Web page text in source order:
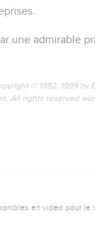
une admirable
© 1992, 1999 by
All rights reserved
en vidéo pour le